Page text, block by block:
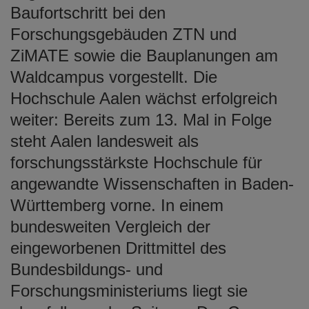
Baufortschritt bei den
Forschungsgebäuden ZTN und
ZiMATE sowie die Bauplanungen am
Waldcampus vorgestellt. Die
Hochschule Aalen wächst erfolgreich
weiter: Bereits zum 13. Mal in Folge
steht Aalen landesweit als
forschungsstärkste Hochschule für
angewandte Wissenschaften in Baden-
Württemberg vorne. In einem
bundesweiten Vergleich der
eingeworbenen Drittmittel des
Bundesbildungs- und
Forschungsministeriums liegt sie